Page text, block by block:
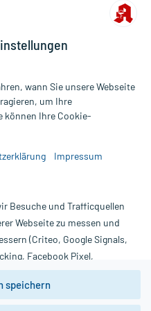
gegenüber Lactose. Wenn Sie
sollten Sie den Zuckergehalt
Versandkosten
ausschließlich für
durch einen Arzt. Bitte
| Diese Webseite benutzt
die wichtigen Hinweise in
Widerruf einer Bestellung
wann Sie unsere Webseite
um Ihre
können Ihre Cookie-
Impressum
Besuche und Trafficquellen
Webseite zu messen und
(Criteo, Google Signals,
Facebook Pixel,
die
speichern